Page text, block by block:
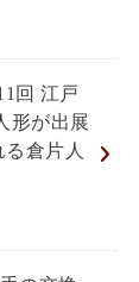
回 江戸
形が出展
倉片人